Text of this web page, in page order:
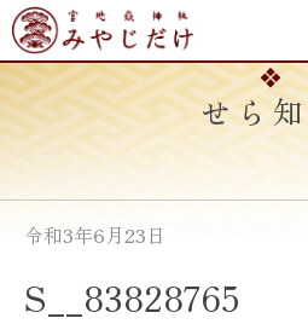
Skip
to
content
お知らせ
令和3年6月23日
S__83828765